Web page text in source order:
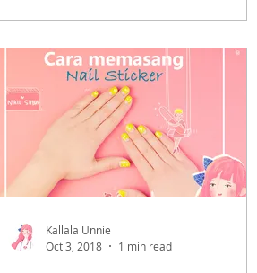
Kallala Unnie
Oct 3, 2018
1 min read